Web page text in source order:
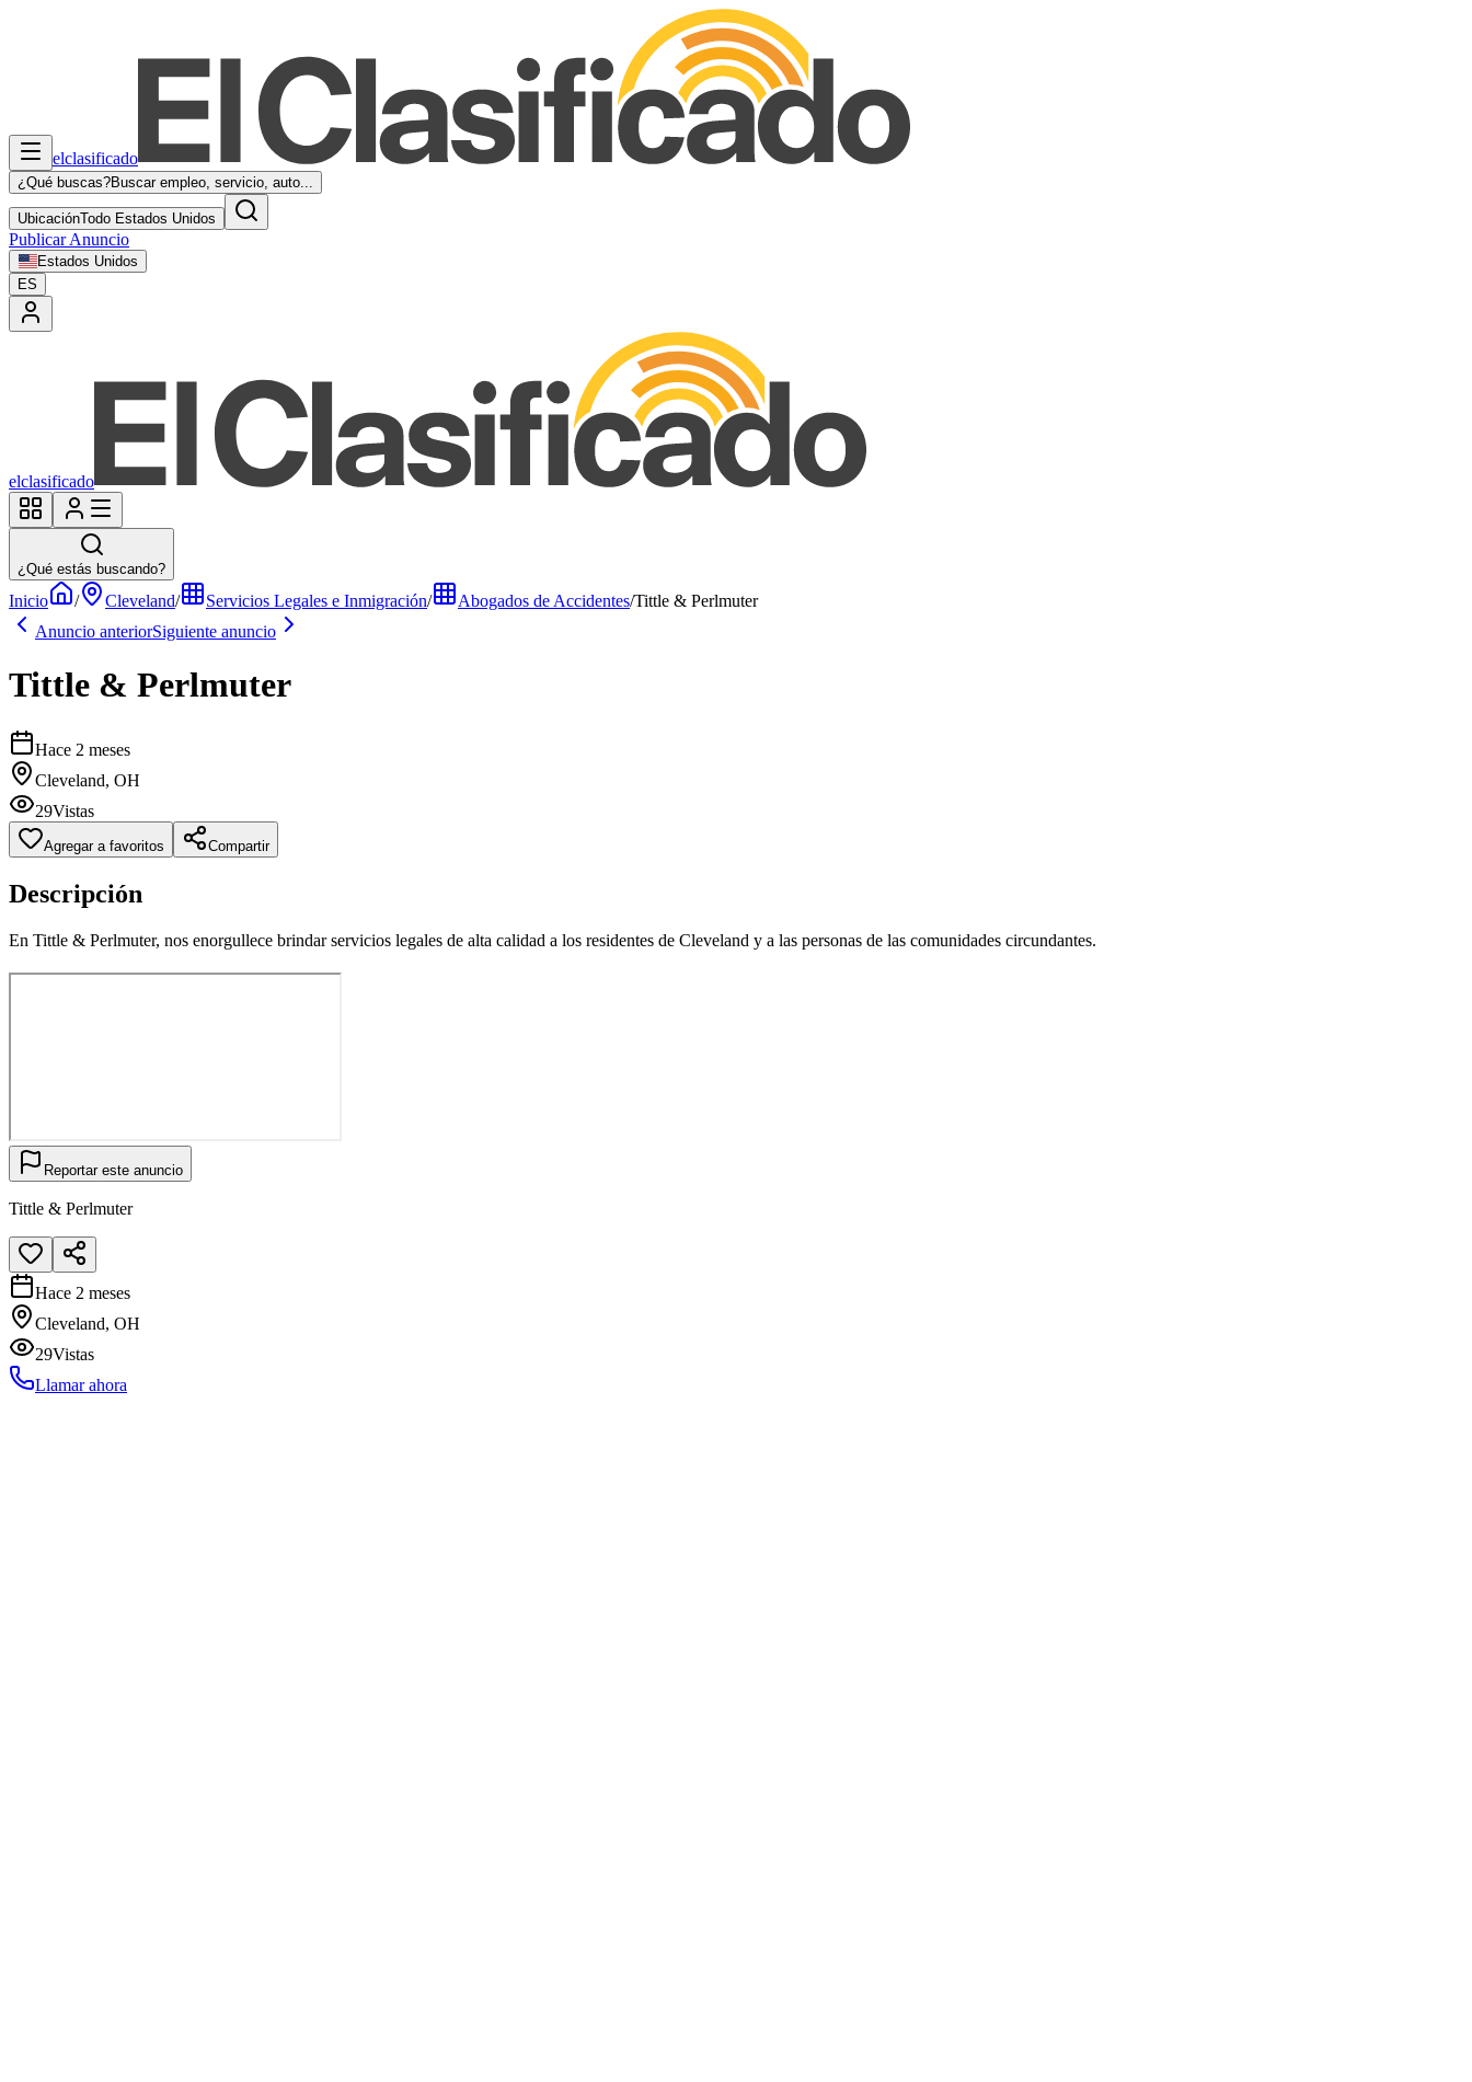
elclasificado
¿Qué buscas?Buscar empleo, servicio, auto...
UbicaciónTodo Estados Unidos
Publicar Anuncio
Estados Unidos
ES
elclasificado
¿Qué estás buscando?
Inicio / Cleveland/ Servicios Legales e Inmigración/ Abogados de Accidentes/Tittle & Perlmuter
Anuncio anteriorSiguiente anuncio
Tittle & Perlmuter
Hace 2 meses
Cleveland, OH
29Vistas
Agregar a favoritos Compartir
Descripción
En Tittle & Perlmuter, nos enorgullece brindar servicios legales de alta calidad a los residentes de Cleveland y a las personas de las comunidades circundantes.
Reportar este anuncio
Tittle & Perlmuter
Hace 2 meses
Cleveland, OH
29Vistas
Llamar ahora